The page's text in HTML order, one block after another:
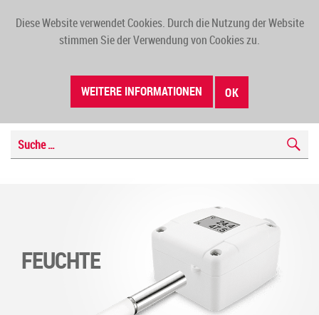
Diese Website verwendet Cookies. Durch die Nutzung der Website
stimmen Sie der Verwendung von Cookies zu.
WEITERE INFORMATIONEN OK
FEUCHTE